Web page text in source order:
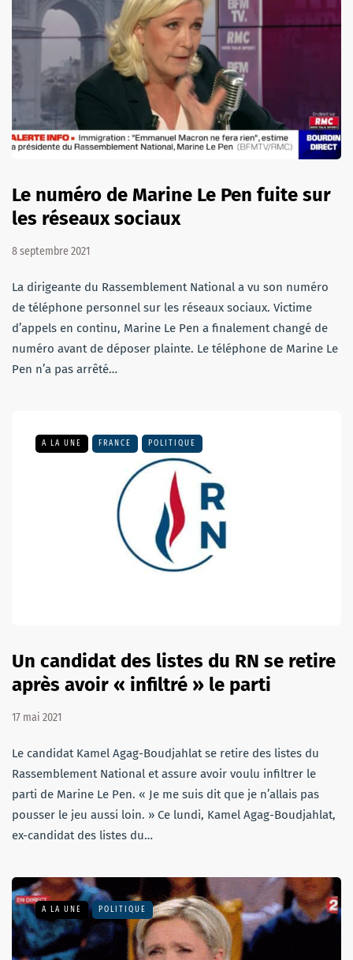
Le numéro de Marine Le Pen fuite sur
les réseaux sociaux
8 septembre 2021
La dirigeante du Rassemblement National a vu son numéro
de téléphone personnel sur les réseaux sociaux. Victime
d’appels en continu, Marine Le Pen a finalement changé de
numéro avant de déposer plainte. Le téléphone de Marine Le
Pen n’a pas arrêté…
A LA UNE FRANCE POLITIQUE
Un candidat des listes du RN se retire
après avoir « infiltré » le parti
17 mai 2021
Le candidat Kamel Agag-Boudjahlat se retire des listes du
Rassemblement National et assure avoir voulu infiltrer le
parti de Marine Le Pen. « Je me suis dit que je n’allais pas
pousser le jeu aussi loin. » Ce lundi, Kamel Agag-Boudjahlat,
ex-candidat des listes du…
A LA UNE POLITIQUE